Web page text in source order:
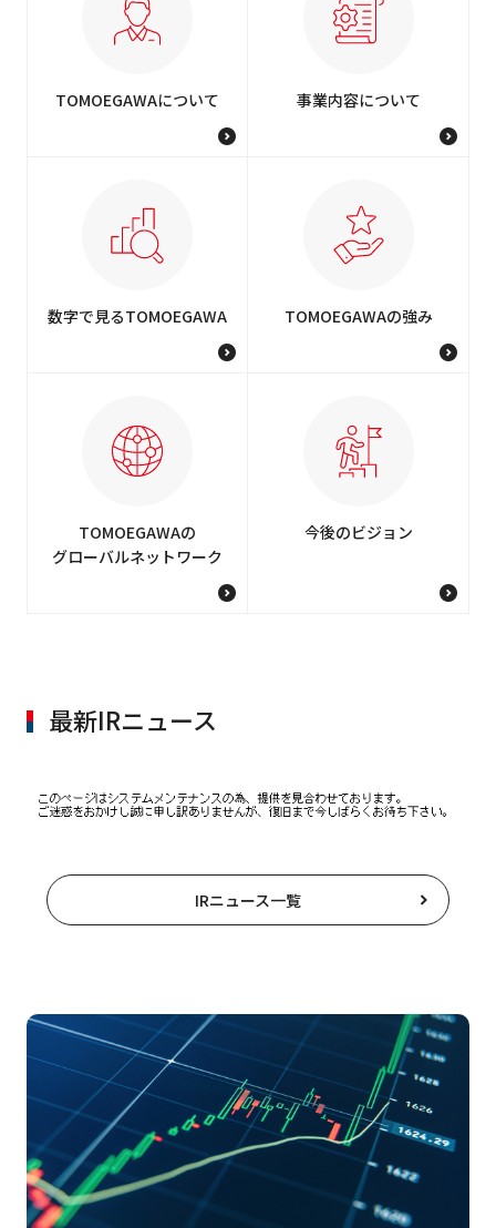
TOMOEGAWAについて 事業内容について
数字で見るTOMOEGAWA TOMOEGAWAの強み
TOMOEGAWAの
グローバルネットワーク
今後のビジョン
最新IRニュース
IRニュース一覧